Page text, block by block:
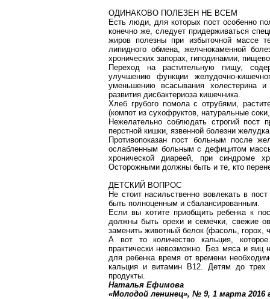
ОДИНАКОВО ПОЛЕЗЕН НЕ ВСЕМ
Есть люди, для которых пост особенно
конечно же, следует придерживаться
жиров полезны при избыточной массе
липидного обмена, желчнокаменной
хронических запорах, гиподинамии,
Переход на растительную пищу,
улучшению функции желудочно-
уменьшению всасывания холестерина
развития дисбактериозакишечника.
Хлеб грубого помола с отрубями,
(компот из сухофруктов, натуральные
Нежелательно соблюдать строгий пост
перстной кишки, язвенной болезни
Противопоказан пост больным после
ослабленным больным с дефицитом
хронической диареей, при синдроме
Осторожными должны быть и те, кто
ДЕТСКИЙ ВОПРОС
Не стоит насильственно вовлекать в
быть полноценным и сбалансированным.
Если вы хотите приобщить ребенка к
должны быть орехи и семечки, свежие
заменить животный белок (фасоль, горох,
А вот то количество кальция,
практически невозможно. Без мяса и яиц
для ребенка время от времени
кальция и витамин В12. Детям до трех
продукты.
Наталья Ефимова
«Молодой ленинец», № 9, 1 марта2016